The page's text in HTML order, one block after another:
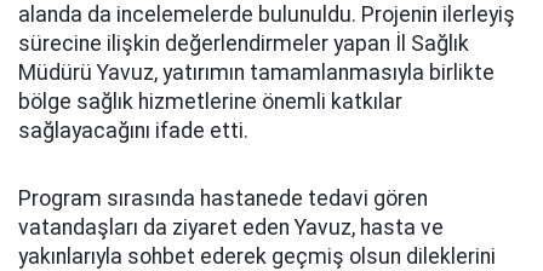
alanda da incelemelerde bulunuldu. Projenin ilerleyiş
sürecine ilişkin değerlendirmeler yapan İl Sağlık
Müdürü Yavuz, yatırımın tamamlanmasıyla birlikte
bölge sağlık hizmetlerine önemli katkılar
sağlayacağını ifade etti.
Program sırasında hastanede tedavi gören
vatandaşları da ziyaret eden Yavuz, hasta ve
yakınlarıyla sohbet ederek geçmiş olsun dileklerini